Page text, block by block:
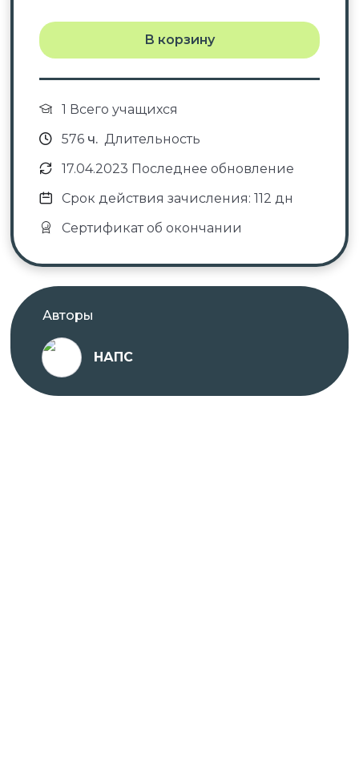
В корзину
1 Всего учащихся
576ч. Длительность
17.04.2023 Последнее обновление
Срок действия зачисления: 112 дн
Сертификат об окончании
Авторы
НАПС